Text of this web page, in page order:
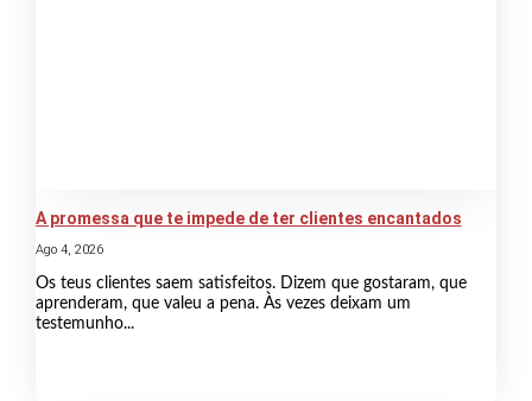
A promessa que te impede de ter clientes encantados
Ago 4, 2026
Os teus clientes saem satisfeitos. Dizem que gostaram, que
aprenderam, que valeu a pena. Às vezes deixam um
testemunho...